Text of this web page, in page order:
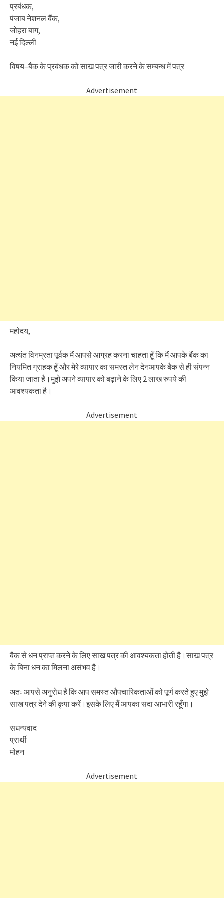
प्रबंधक,
पंजाब नेशनल बैंक,
जोहरा बाग,
नई दिल्ली
विषय–बैंक के प्रबंधक को साख पत्र जारी करने के सम्बन्ध में पत्र
Advertisement
महोदय,
अत्यंत विनम्रता पूर्वक मैं आपसे आग्रह करना चाहता हूँ कि मैं आपके बैंक का
नियमित ग्राहक हूँ और मेरे व्यापार का समस्त लेन देनआपके बैक से ही संपन्न
किया जाता है।मुझे अपने व्यापार को बढ़ाने के लिए 2 लाख रुपये की
आवश्यकता है।
Advertisement
बैक से धन प्राप्त करने के लिए साख पत्र की आवश्यकता होती है।साख पत्र
के बिना धन का मिलना असंभव है।
अतः आपसे अनुरोध है कि आप समस्त औपचारिकताओं को पूर्ण करते हुए मुझे
साख पत्र देने की कृपा करें।इसके लिए मैं आपका सदा आभारी रहूँगा।
सधन्यवाद
प्रार्थी
मोहन
Advertisement